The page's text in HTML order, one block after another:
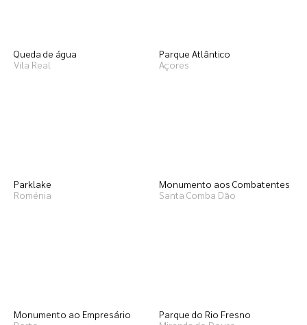
Queda de água
Vila Real
Parque Atlântico
Açores
Parklake
Roménia
Monumento aos Combatentes
Santa Comba Dão
Monumento ao Empresário
Parque do Rio Fresno